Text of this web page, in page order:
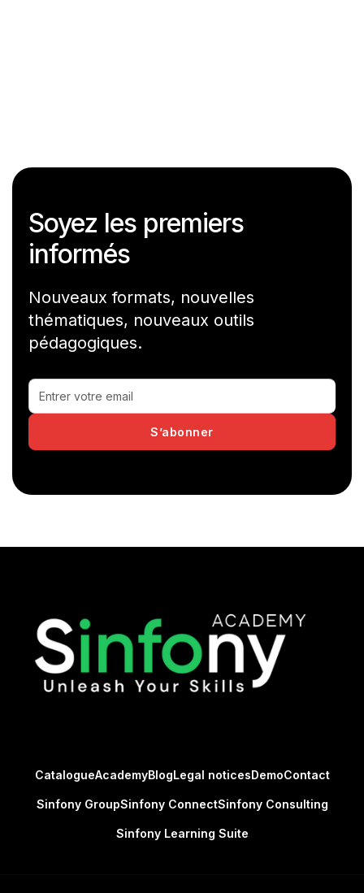
Soyez les premiers
informés
Nouveaux formats, nouvelles
thématiques, nouveaux outils
pédagogiques.
CatalogueAcademyBlogLegal noticesDemoContact
Sinfony GroupSinfony ConnectSinfony Consulting
Sinfony Learning Suite